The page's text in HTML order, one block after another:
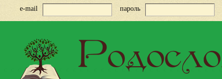
e-mail пароль